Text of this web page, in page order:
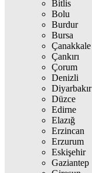
Bitlis
Bolu
Burdur
Bursa
Çanakkale
Çankırı
Çorum
Denizli
Diyarbakır
Düzce
Edirne
Elazığ
Erzincan
Erzurum
Eskişehir
Gaziantep